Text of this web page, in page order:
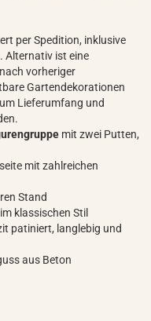
per Spedition, inklusive
Alternativ ist eine
vorheriger
Gartendekorationen
Lieferumfang und
mit zwei Putten,
mit zahlreichen
Stand
klassischen Stil
patiniert, langlebig und
aus Beton